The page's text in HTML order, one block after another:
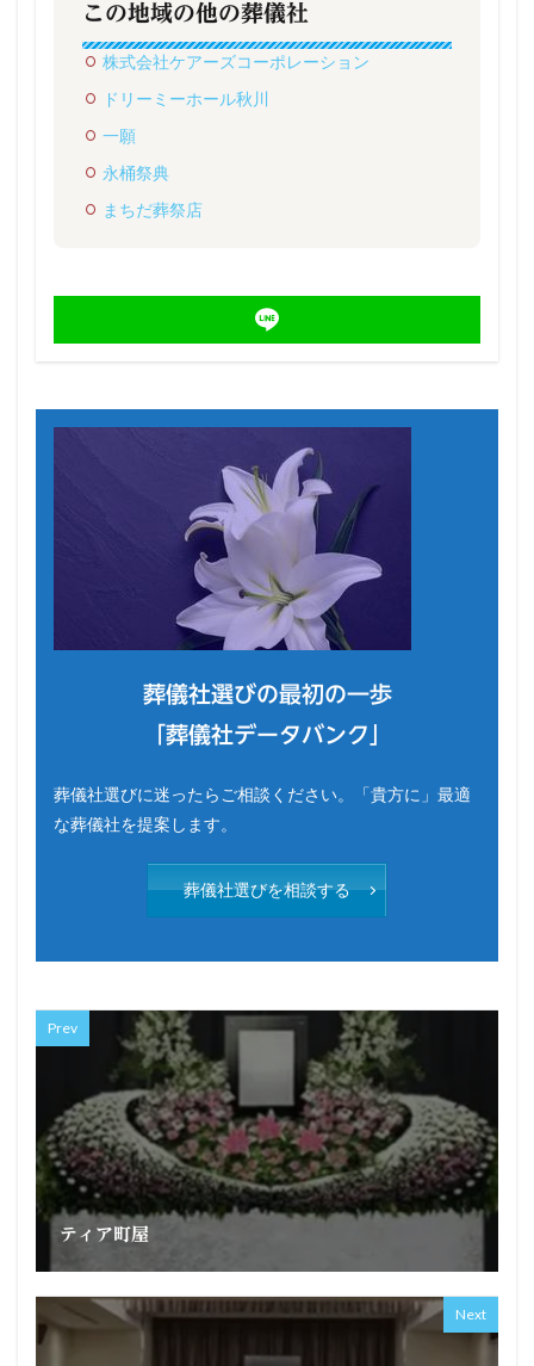
この地域の他の葬儀社
株式会社ケアーズコーポレーション
ドリーミーホール秋川
一願
永桶祭典
まちだ葬祭店
葬儀社選びの最初の一歩
「葬儀社データバンク」
葬儀社選びに迷ったらご相談ください。「貴方に」最適
な葬儀社を提案します。
葬儀社選びを相談する
Prev
ティア町屋
Next